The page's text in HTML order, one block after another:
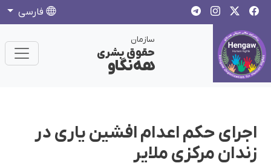
فارسی
سازمان
حقوق بشری
هەنگاو
اجرای حکم اعدام افشین یاری در
زندان مرکزی ملایر